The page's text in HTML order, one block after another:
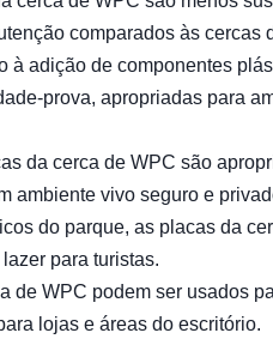
comparados às cercas
à adição de componentes
prova, apropriadas para
da cerca de WPC são
ambiente vivo seguro e
do parque, as placas da
para turistas.
de WPC podem ser usados
lojas e áreas do escritório.